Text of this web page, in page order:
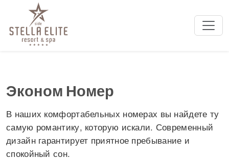
Эконом Номер
В наших комфортабельных номерах вы найдете ту
самую романтику, которую искали. Современный
дизайн гарантирует приятное пребывание и
спокойный сон.